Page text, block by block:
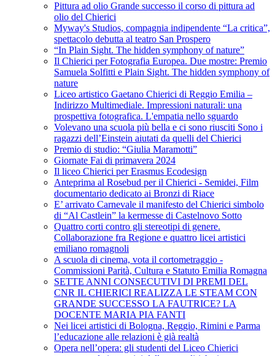
Pittura ad olio Grande successo il corso di pittura ad
olio del Chierici
Myway's Studios, compagnia indipendente “La critica”,
spettacolo debutta al teatro San Prospero
“In Plain Sight. The hidden symphony of nature”
Il Chierici per Fotografia Europea. Due mostre: Premio
Samuela Solfitti e Plain Sight. The hidden symphony of
nature
Liceo artistico Gaetano Chierici di Reggio Emilia –
Indirizzo Multimediale. Impressioni naturali: una
prospettiva fotografica. L'empatia nello sguardo
Volevano una scuola più bella e ci sono riusciti Sono i
ragazzi dell’Einstein aiutati da quelli del Chierici
Premio di studio: “Giulia Maramotti”
Giornate Fai di primavera 2024
Il liceo Chierici per Erasmus Ecodesign
Anteprima al Rosebud per il Chierici - Semidei, Film
documentario dedicato ai Bronzi di Riace
E’ arrivato Carnevale il manifesto del Chierici simbolo
di “Al Castlein” la kermesse di Castelnovo Sotto
Quattro corti contro gli stereotipi di genere.
Collaborazione fra Regione e quattro licei artistici
emiliano romagnoli
A scuola di cinema, vota il cortometraggio -
Commissioni Parità, Cultura e Statuto Emilia Romagna
SETTE ANNI CONSECUTIVI DI PREMI DEL
CNR IL CHIERICI REALIZZA LE STEAM CON
GRANDE SUCCESSO LA FAUTRICE? LA
DOCENTE MARIA PIA FANTI
Nei licei artistici di Bologna, Reggio, Rimini e Parma
l’educazione alle relazioni è già realtà
Opera nell’opera: gli studenti del Liceo Chierici